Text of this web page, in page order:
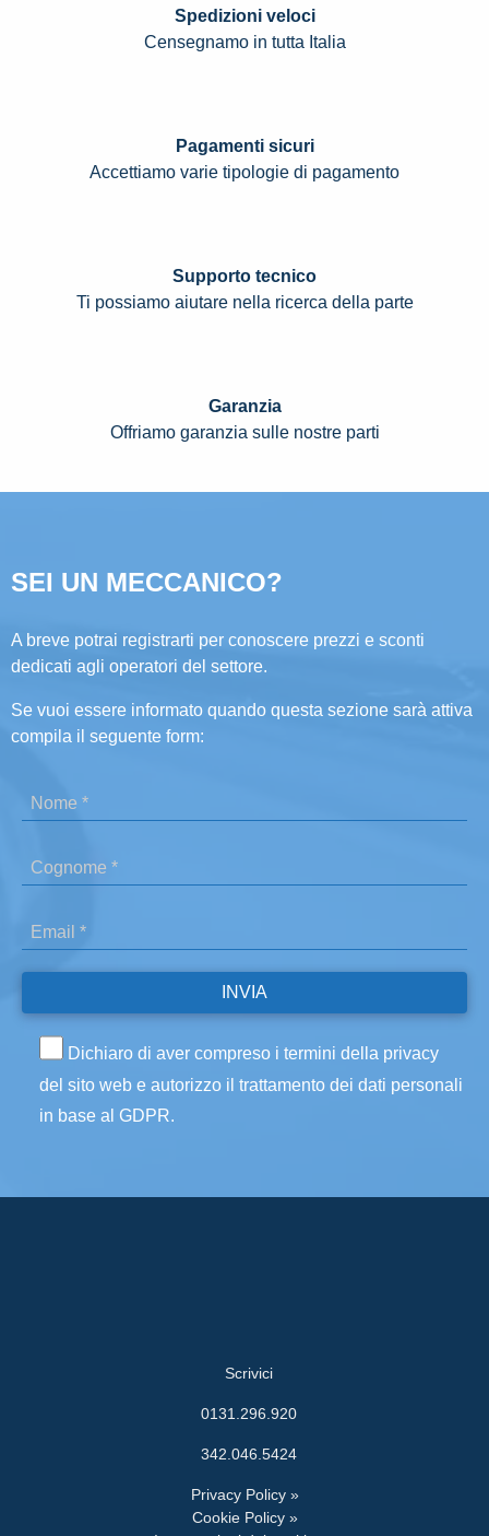
Spedizioni veloci
Censegnamo in tutta Italia
Pagamenti sicuri
Accettiamo varie tipologie di pagamento
Supporto tecnico
Ti possiamo aiutare nella ricerca della parte
Garanzia
Offriamo garanzia sulle nostre parti
SEI UN MECCANICO?
A breve potrai registrarti per conoscere prezzi e sconti
dedicati agli operatori del settore.
Se vuoi essere informato quando questa sezione sarà attiva
compila il seguente form:
Dichiaro di aver compreso i termini della privacy
del sito web e autorizzo il trattamento dei dati personali
in base al GDPR.
Scrivici
0131.296.920
342.046.5424
Privacy Policy »
Cookie Policy »